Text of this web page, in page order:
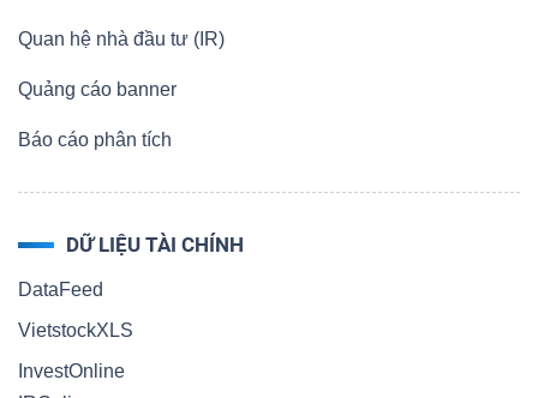
Quan hệ nhà đầu tư (IR)
Quảng cáo banner
Báo cáo phân tích
DỮ LIỆU TÀI CHÍNH
DataFeed
VietstockXLS
InvestOnline